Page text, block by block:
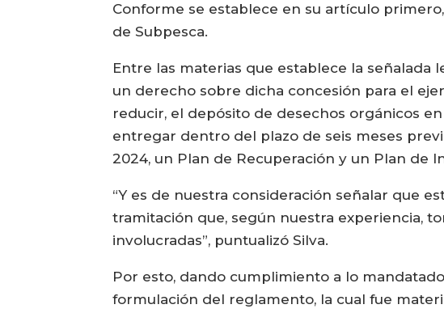
Conforme se establece en su artículo
de Subpesca.
Entre las materias que establece la señalada
un derecho sobre dicha concesión para el
reducir, el depósito de desechos orgánicos
entregar dentro del plazo de seis meses
2024, un Plan de Recuperación y un Plan de
“Y es de nuestra consideración señalar que
tramitación que, según nuestra experiencia,
involucradas”, puntualizó Silva.
Por esto, dando cumplimiento a lo
formulación del reglamento, la cual fue